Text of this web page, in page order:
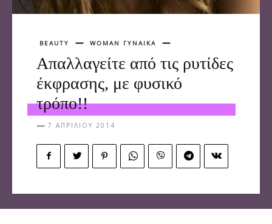
BEAUTY WOMAN ΓΥΝΑΙΚΑ
Απαλλαγείτε από τις ρυτίδες
έκφρασης, με φυσικό
τρόπο!!
7 ΑΠΡΙΛΊΟΥ 2014